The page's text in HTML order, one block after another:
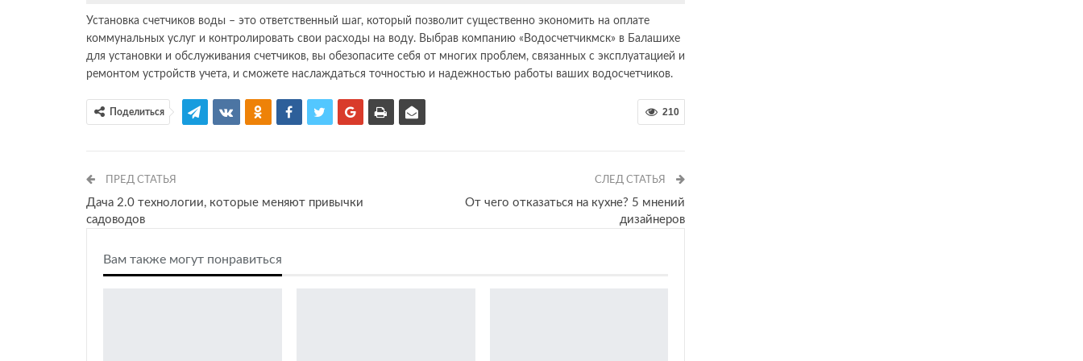
Установка счетчиков воды – это ответственный шаг, который позволит существенно экономить на оплате
коммунальных услуг и контролировать свои расходы на воду. Выбрав компанию «Водосчетчикмск» в Балашихе
для установки и обслуживания счетчиков, вы обезопасите себя от многих проблем, связанных с эксплуатацией и
ремонтом устройств учета, и сможете наслаждаться точностью и надежностью работы ваших водосчетчиков.
210
Поделиться
ПРЕД СТАТЬЯ
Дача 2.0 технологии, которые меняют привычки
садоводов
СЛЕД СТАТЬЯ
От чего отказаться на кухне? 5 мнений
дизайнеров
Вам также могут понравиться